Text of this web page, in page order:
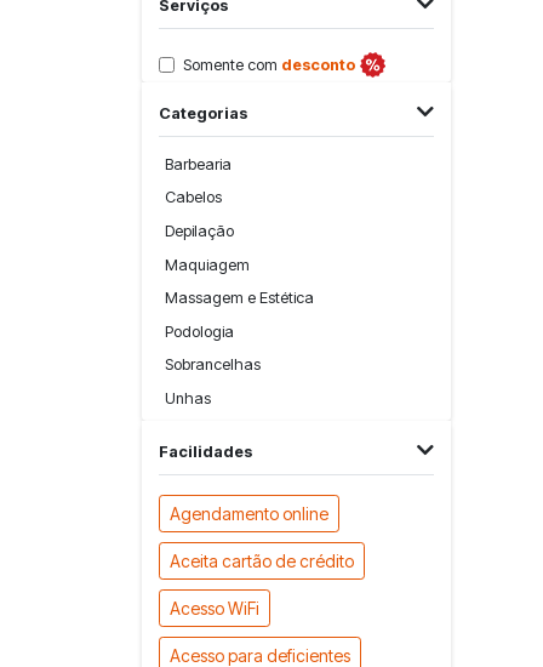
Serviços
Somente com desconto
Categorias
Barbearia
Cabelos
Depilação
Maquiagem
Massagem e Estética
Podologia
Sobrancelhas
Unhas
Facilidades
Agendamento online
Aceita cartão de crédito
Acesso WiFi
Acesso para deficientes